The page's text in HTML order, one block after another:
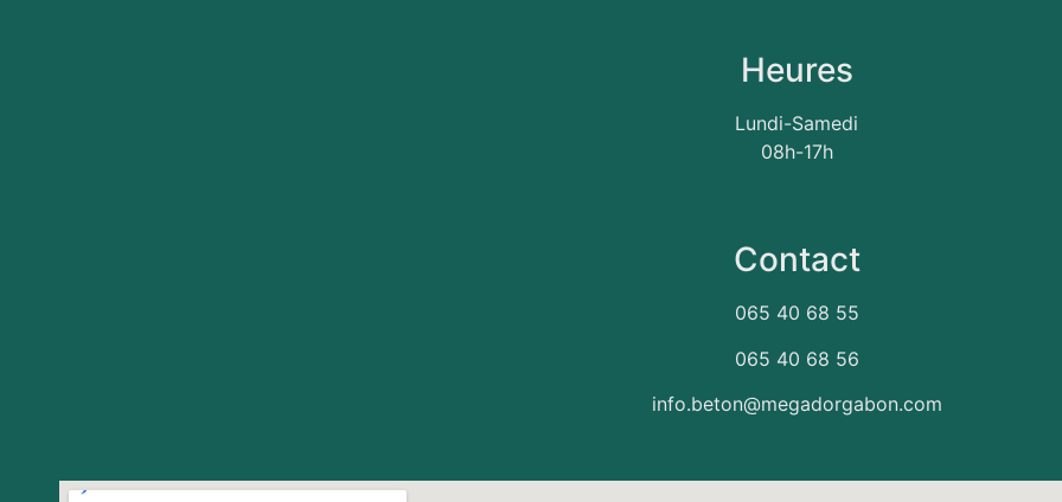
Heures
Lundi-Samedi
08h-17h
Contact
065 40 68 55
065 40 68 56
info.beton@megadorgabon.com